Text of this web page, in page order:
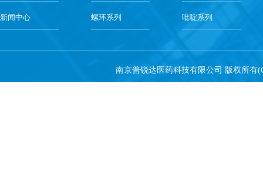
新闻中心 螺环系列 吡啶系列
南京普锐达医药科技有限公司 版权所有